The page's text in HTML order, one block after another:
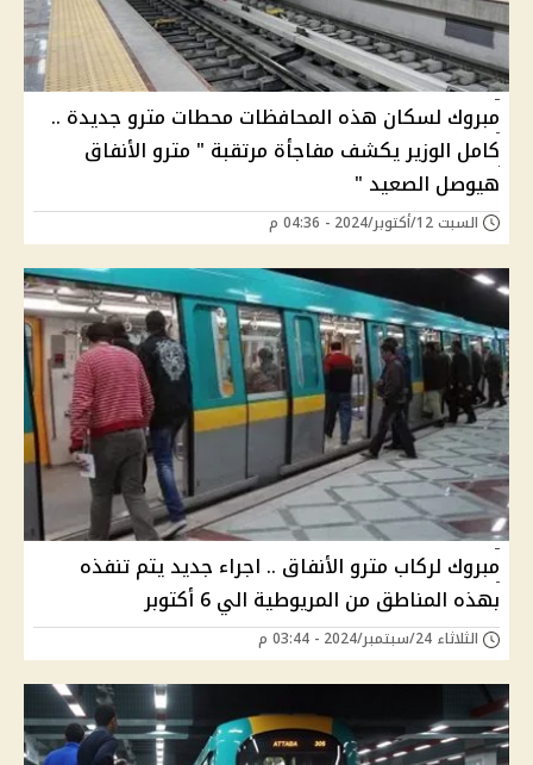
مبروك لسكان هذه المحافظات محطات مترو جديدة ..
كامل الوزير يكشف مفاجأة مرتقبة " مترو الأنفاق
هيوصل الصعيد "
السبت 12/أكتوبر/2024 - 04:36 م
مبروك لركاب مترو الأنفاق .. اجراء جديد يتم تنفذه
بهذه المناطق من المريوطية الي 6 أكتوبر
الثلاثاء 24/سبتمبر/2024 - 03:44 م